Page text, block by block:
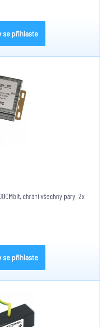
se přihlaste
chrání všechny páry, 2x
se přihlaste